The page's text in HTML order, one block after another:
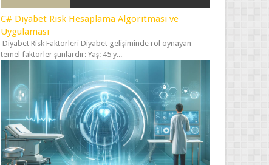
C# Diyabet Risk Hesaplama Algoritması ve
Uygulaması
Diyabet Risk Faktörleri Diyabet gelişiminde rol oynayan
temel faktörler şunlardır: Yaş: 45 y...